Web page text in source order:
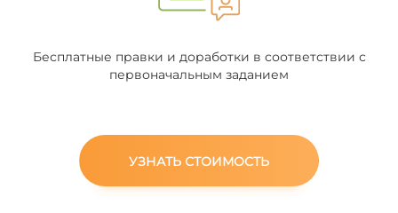
Бесплатные правки и доработки в соответствии с
первоначальным заданием
УЗНАТЬ СТОИМОСТЬ